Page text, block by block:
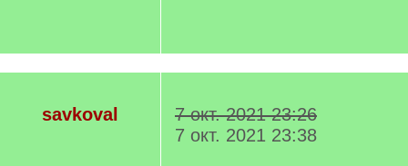
savkoval
7 окт. 2021 23:26
7 окт. 2021 23:38